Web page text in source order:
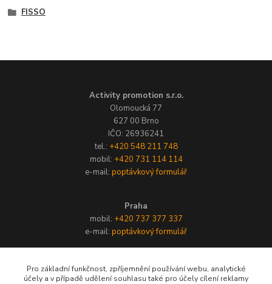
FISSO
Activity promotion s.r.o.
Olomoucká 77
627 00 Brno
IČO: 26936241
tel.: +420 548 211 748
mobil: +420 731 114 114
e-mail: poptávkový formulář
Praha
mobil: +420 737 377 337
e-mail: poptávkový formulář
Activity Slovakia s.r.o.
Pro základní funkčnost, zpříjemnění používání webu, analytické
účely a v případě udělení souhlasu také pro účely cílení reklamy